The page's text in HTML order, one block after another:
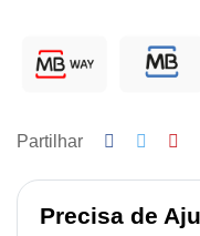
Partilhar
Precisa de